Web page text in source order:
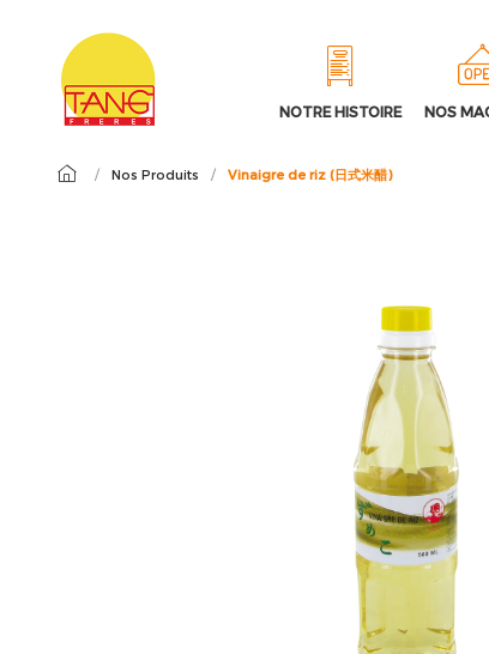
NOTRE HISTOIRE NOS
/ Nos Produits / Vinaigre de riz (日式米醋)